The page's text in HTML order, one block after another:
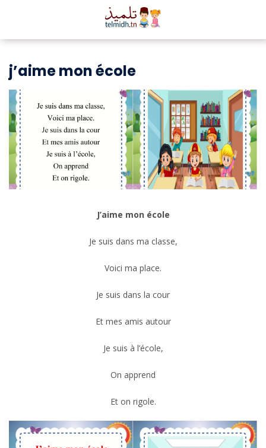
j’aime mon école
J’aime mon école
Je suis dans ma classe,
Voici ma place.
Je suis dans la cour
Et mes amis autour
Je suis à l’école,
On apprend
Et on rigole.